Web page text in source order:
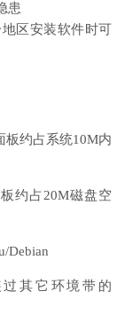
患
区安装软件时可
板约占系统10M内
约占20M磁盘空
Debian
其它环境带的